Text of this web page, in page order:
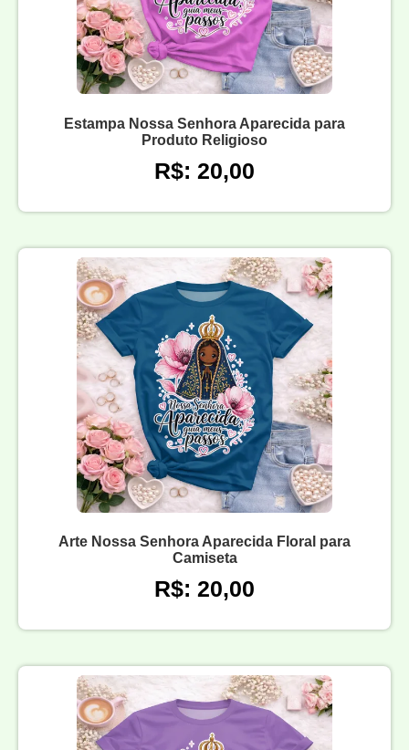
Estampa Nossa Senhora Aparecida para
Produto Religioso
R$: 20,00
Arte Nossa Senhora Aparecida Floral para
Camiseta
R$: 20,00